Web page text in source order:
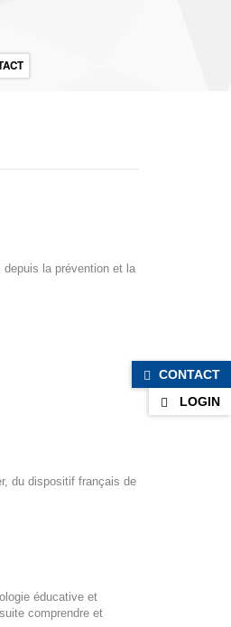
depuis la prévention et la
du dispositif français de
éducative et
comprendre et
CONTACT
LOGIN